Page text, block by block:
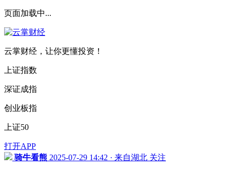
页面加载中...
云掌财经，让你更懂投资！
上证指数
深证成指
创业板指
上证50
打开APP
骑牛看熊 2025-07-29 14:42 · 来自湖北 关注